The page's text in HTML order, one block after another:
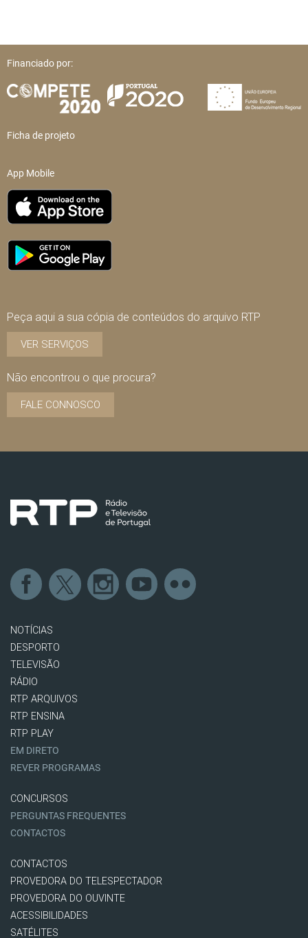
Financiado por:
Ficha de projeto
App Mobile
Peça aqui a sua cópia de conteúdos do arquivo RTP
VER SERVIÇOS
Não encontrou o que procura?
FALE CONNOSCO
NOTÍCIAS
DESPORTO
TELEVISÃO
RÁDIO
RTP ARQUIVOS
RTP ENSINA
RTP PLAY
EM DIRETO
REVER PROGRAMAS
CONCURSOS
PERGUNTAS FREQUENTES
CONTACTOS
CONTACTOS
PROVEDORA DO TELESPECTADOR
PROVEDORA DO OUVINTE
ACESSIBILIDADES
SATÉLITES